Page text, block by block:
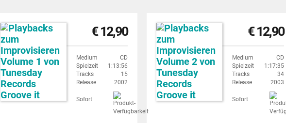
€ 12,90
Medium
CD
Spielzeit
1:13:56
Tracks
15
Release
2002
Sofort
€ 12,90
Medium
CD
Spielzeit
1:17:35
Tracks
34
Release
2003
Sofort